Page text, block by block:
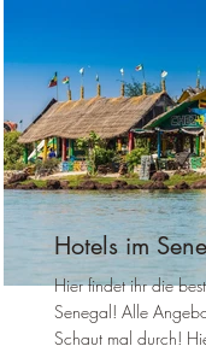
Hotels im
Hier findet ihr die
Senegal! Alle
Schaut mal durch!